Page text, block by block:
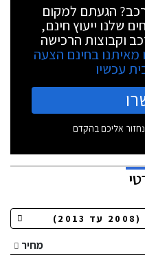
הגעתם למקום
שלנו ייעוץ חינם,
וקבוצות הרכישה
מאיתנו בחינם הצעה
עכשיו
אליכם בהקדם
מחיר